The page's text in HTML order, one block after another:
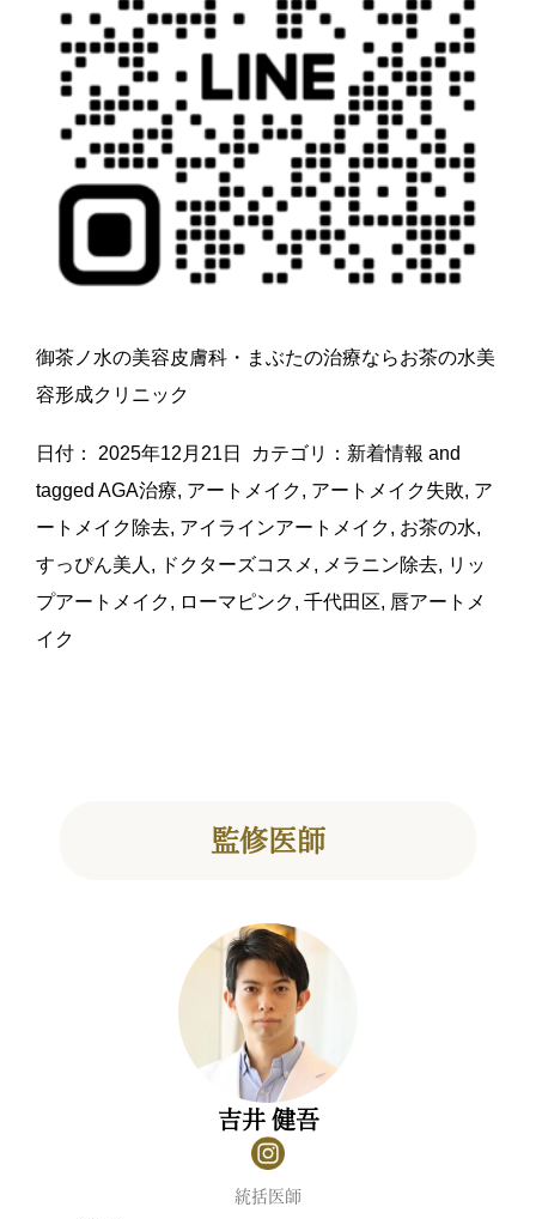
御茶ノ水の美容皮膚科・まぶたの治療ならお茶の水美
容形成クリニック
日付： 2025年12月21日 カテゴリ： 新着情報 and
tagged AGA治療, アートメイク, アートメイク失敗, ア
ートメイク除去, アイラインアートメイク, お茶の水,
すっぴん美人 , ドクターズコスメ , メラニン除去, リッ
プアートメイク, ローマピンク, 千代田区, 唇アートメ
イク
監修医師
吉井 健吾
統括医師